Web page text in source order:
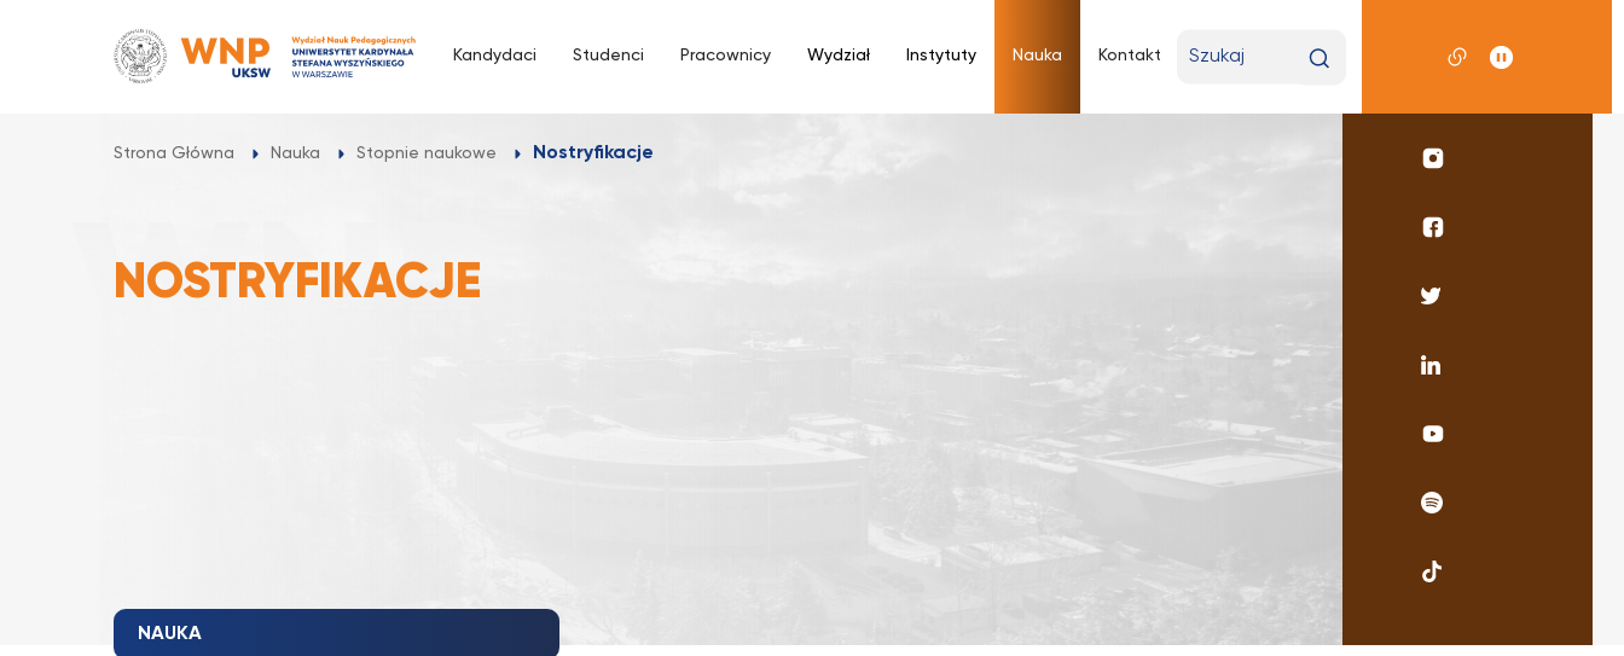
Kandydaci Studenci Pracownicy Wydział Instytuty Nauka Kontakt
wyszukiwaną
Strona Główna Nauka Stopnie naukowe Nostryfikacje
NOSTRYFIKACJE
Profil
Profil
Profil
Profil
Linkedin
UKSW
UKSW
UKSW
NAUKA